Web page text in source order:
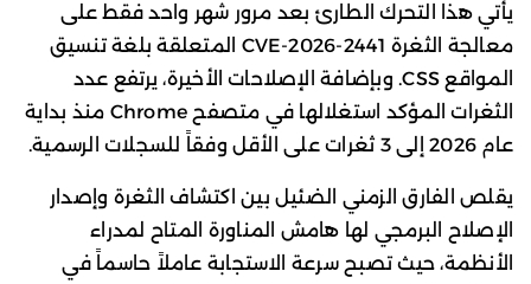
يأتي هذا التحرك الطارئ بعد مرور شهر واحد فقط على
معالجة الثغرة CVE-2026-2441 المتعلقة بلغة تنسيق
المواقع CSS. وبإضافة الإصلاحات الأخيرة، يرتفع عدد
الثغرات المؤكد استغلالها في متصفح Chrome منذ بداية
عام 2026 إلى 3 ثغرات على الأقل وفقاً للسجلات الرسمية.
يقلص الفارق الزمني الضئيل بين اكتشاف الثغرة وإصدار
الإصلاح البرمجي لها هامش المناورة المتاح لمدراء
الأنظمة، حيث تصبح سرعة الاستجابة عاملاً حاسماً في